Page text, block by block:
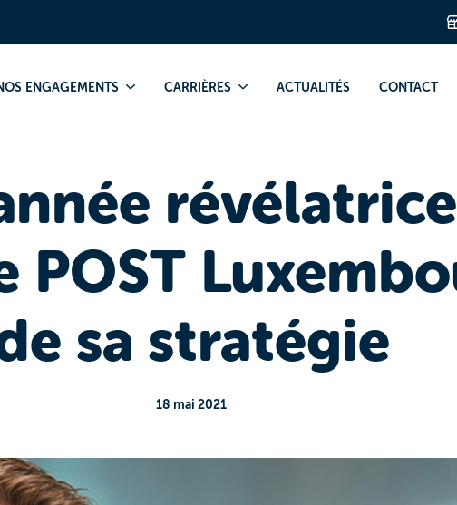
ENGAGEMENTS CARRIÈRES ACTUALITÉS CONTACT
POST
sa stratégie
18 mai 2021